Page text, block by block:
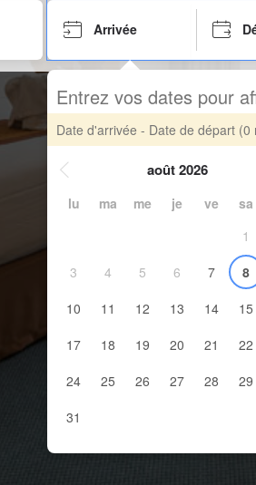
Arrivée
Entrez vos dates pour
Date d'arrivée - Date de départ (0
août 2026
lu ma me je ve sa
1
3
4 5 6 7 8
10
11 12 13 14 15
17
18 19 20 21 22
24
25 26 27 28 29
31